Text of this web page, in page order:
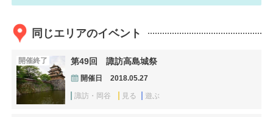
同じエリアのイベント
開催終了 第49回 諏訪高島城祭
開催日 2018.05.27
諏訪・岡谷 見る 遊ぶ